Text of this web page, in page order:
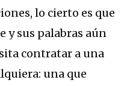
lo cierto es que
y sus palabras aún
contratar a una
una que